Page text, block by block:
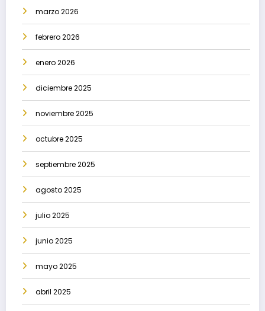
marzo 2026
febrero 2026
enero 2026
diciembre 2025
noviembre 2025
octubre 2025
septiembre 2025
agosto 2025
julio 2025
junio 2025
mayo 2025
abril 2025